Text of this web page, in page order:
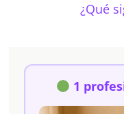
¿Qué
1